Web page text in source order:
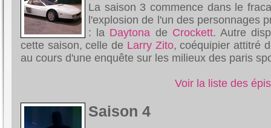
La saison 3 commence dans le
l'explosion de l'un des personnages
: la Daytona de Crockett. Autre
cette saison, celle de Larry Zito, coéquipier attitré
au cours d'une enquête sur les milieux des paris
Voir la liste des
Saison 4